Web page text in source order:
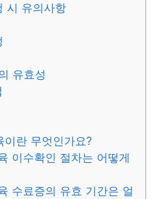
시 유의사항
유효성
이란 무엇인가요?
이수확인 절차는 어떻게
수료증의 유효 기간은 얼